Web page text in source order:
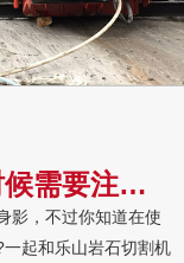
在使用乐山岩石切割机的时候需要注意哪些问题？
影，不过你知道在使
起和乐山岩石切割机